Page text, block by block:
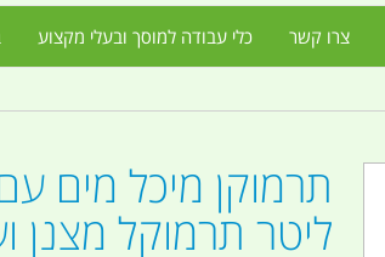
צרו קשר כלי עבודה למוסך ובעלי מקצוע
ליטר תרמוקל מצנן